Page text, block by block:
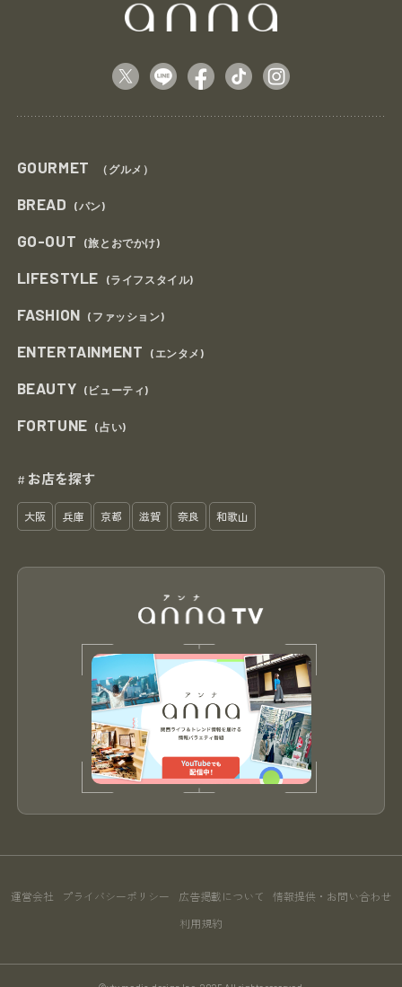
GOURMET （グルメ）
BREAD (パン)
GO-OUT (旅とおでかけ)
LIFESTYLE (ライフスタイル)
FASHION (ファッション)
ENTERTAINMENT (エンタメ)
BEAUTY (ビューティ)
FORTUNE (占い)
# お店を探す
大阪 兵庫 京都 滋賀 奈良 和歌山
運営会社 プライバシーポリシー 広告掲載について 情報提供・お問い合わせ
利用規約